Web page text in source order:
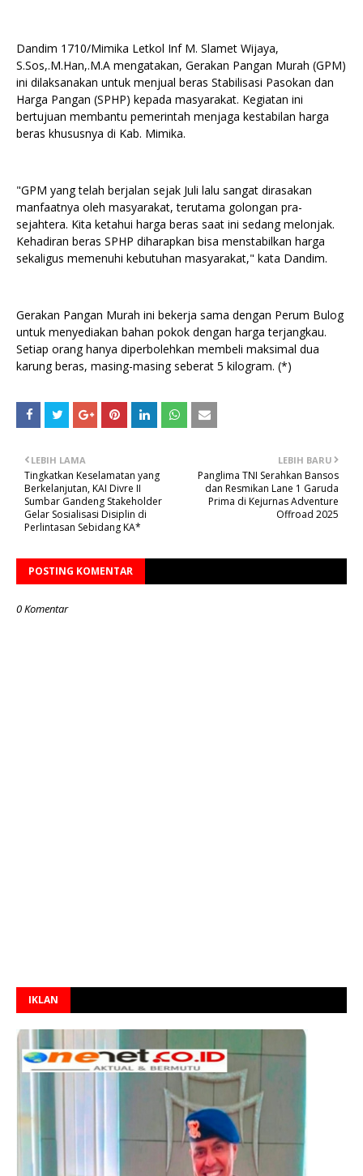
Dandim 1710/Mimika Letkol Inf M. Slamet Wijaya,
S.Sos,.M.Han,.M.A mengatakan, Gerakan Pangan Murah (GPM)
ini dilaksanakan untuk menjual beras Stabilisasi Pasokan dan
Harga Pangan (SPHP) kepada masyarakat. Kegiatan ini
bertujuan membantu pemerintah menjaga kestabilan harga
beras khususnya di Kab. Mimika.
"GPM yang telah berjalan sejak Juli lalu sangat dirasakan
manfaatnya oleh masyarakat, terutama golongan pra-
sejahtera. Kita ketahui harga beras saat ini sedang melonjak.
Kehadiran beras SPHP diharapkan bisa menstabilkan harga
sekaligus memenuhi kebutuhan masyarakat," kata Dandim.
Gerakan Pangan Murah ini bekerja sama dengan Perum Bulog
untuk menyediakan bahan pokok dengan harga terjangkau.
Setiap orang hanya diperbolehkan membeli maksimal dua
karung beras, masing-masing seberat 5 kilogram. (*)
LEBIH BARU
Panglima TNI Serahkan Bansos
dan Resmikan Lane 1 Garuda
Prima di Kejurnas Adventure
Offroad 2025
LEBIH LAMA
Tingkatkan Keselamatan yang
Berkelanjutan, KAI Divre II
Sumbar Gandeng Stakeholder
Gelar Sosialisasi Disiplin di
Perlintasan Sebidang KA*
POSTING KOMENTAR
0 Komentar
IKLAN